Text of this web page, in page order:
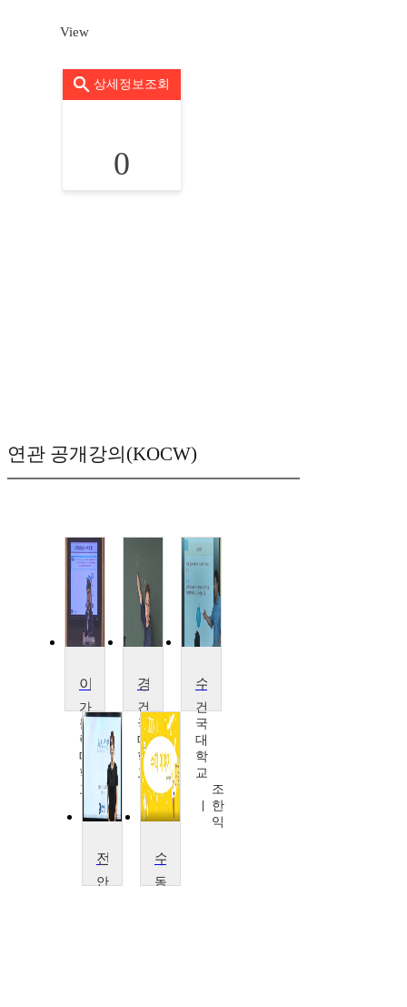
View
상세정보조회
0
연관 공개강의(KOCW)
가
톨
릭
대
학
교
황
병
건
국
대
학
교
이
미
영
건
국
대
학
교
조
한
익
안
동